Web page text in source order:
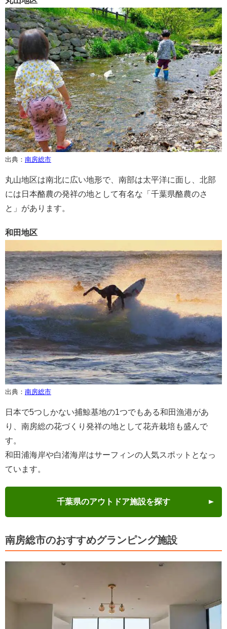
出典： 南房総市
丸山地区は南北に広い地形で、南部は太平洋に面し、北部
には日本酪農の発祥の地として有名な「千葉県酪農のさ
と」があります。
和田地区
出典： 南房総市
日本で5つしかない捕鯨基地の1つでもある和田漁港があ
り、南房総の花づくり発祥の地として花卉栽培も盛んで
す。
和田浦海岸や白渚海岸はサーフィンの人気スポットとなっ
ています。
千葉県のアウトドア施設を探す
南房総市のおすすめグランピング施設